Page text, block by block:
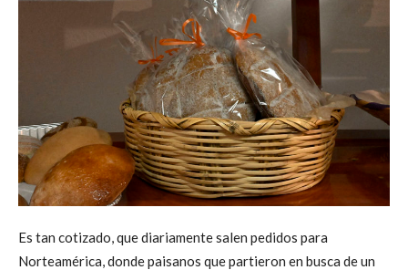
Es tan cotizado, que diariamente salen pedidos para
Norteamérica, donde paisanos que partieron en busca de un